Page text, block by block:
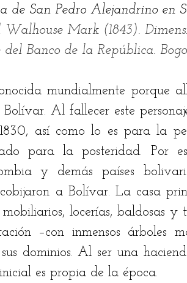
de San Pedro Alejandrino en
Mark (1843).
del Banco de la República.
mundialmente porque
Al fallecer este
así como lo es para la
para la posteridad. Por
y demás países
cobijaron a Bolívar. La casa
mobiliarios, locerías, baldosas
–con inmensos árboles
dominios. Al ser una
es propia de la época.